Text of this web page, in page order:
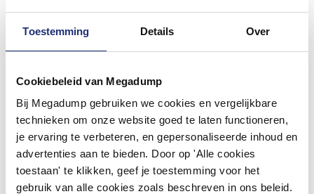
Toestemming Details Over
Cookiebeleid van Megadump
Bij Megadump gebruiken we cookies en vergelijkbare
technieken om onze website goed te laten functioneren,
je ervaring te verbeteren, en gepersonaliseerde inhoud en
advertenties aan te bieden. Door op 'Alle cookies
toestaan' te klikken, geef je toestemming voor het
gebruik van alle cookies zoals beschreven in ons beleid.
#mijndroombadkamer
badkamer op Instagram met #mijndroombadkamer
en tag @megadumpnl. Samen bouwen we een
inspirerende omgeving vol met unieke
badkamerstijlen. Doe je mee?